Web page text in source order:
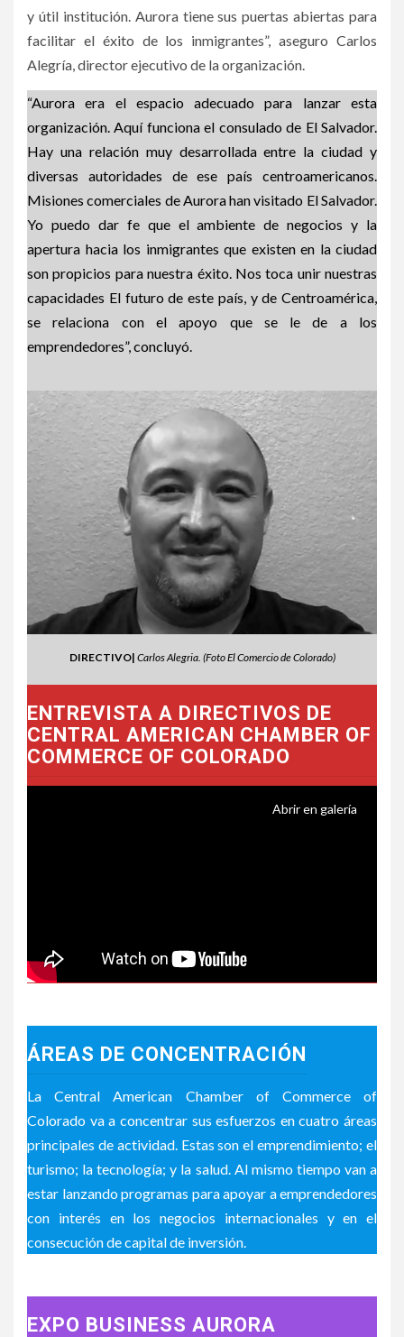
y útil institución. Aurora tiene sus puertas abiertas para
facilitar el éxito de los inmigrantes”, aseguro Carlos
Alegría, director ejecutivo de la organización.
“Aurora era el espacio adecuado para lanzar esta
organización. Aquí funciona el consulado de El Salvador.
Hay una relación muy desarrollada entre la ciudad y
diversas autoridades de ese país centroamericanos.
Misiones comerciales de Aurora han visitado El Salvador.
Yo puedo dar fe que el ambiente de negocios y la
apertura hacia los inmigrantes que existen en la ciudad
son propicios para nuestra éxito. Nos toca unir nuestras
capacidades El futuro de este país, y de Centroamérica,
se relaciona con el apoyo que se le de a los
emprendedores”, concluyó.
DIRECTIVO| Carlos Alegria. (Foto El Comercio de Colorado)
ENTREVISTA A DIRECTIVOS DE
CENTRAL AMERICAN CHAMBER OF
COMMERCE OF COLORADO
Abrir en galería
ÁREAS DE CONCENTRACIÓN
La Central American Chamber of Commerce of
Colorado va a concentrar sus esfuerzos en cuatro áreas
principales de actividad. Estas son el emprendimiento; el
turismo; la tecnología; y la salud. Al mismo tiempo van a
estar lanzando programas para apoyar a emprendedores
con interés en los negocios internacionales y en el
consecución de capital de inversión.
EXPO BUSINESS AURORA